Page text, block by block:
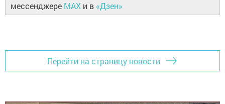
мессенджере MAX и в «Дзен»
Перейти на страницу новости